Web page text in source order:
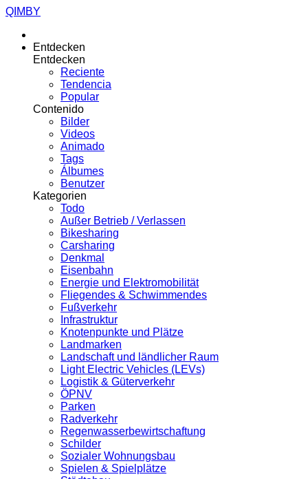
QIMBY
Entdecken
Entdecken
Reciente
Tendencia
Popular
Contenido
Bilder
Videos
Animado
Tags
Álbumes
Benutzer
Kategorien
Todo
Außer Betrieb / Verlassen
Bikesharing
Carsharing
Denkmal
Eisenbahn
Energie und Elektromobilität
Fliegendes & Schwimmendes
Fußverkehr
Infrastruktur
Knotenpunkte und Plätze
Landmarken
Landschaft und ländlicher Raum
Light Electric Vehicles (LEVs)
Logistik & Güterverkehr
ÖPNV
Parken
Radverkehr
Regenwasserbewirtschaftung
Schilder
Sozialer Wohnungsbau
Spielen & Spielplätze